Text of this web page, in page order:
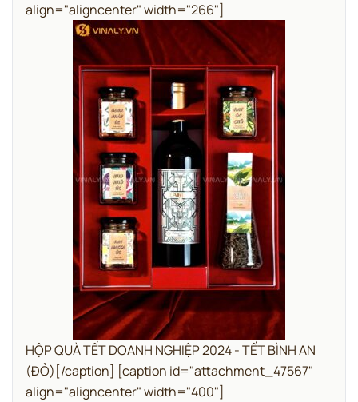
align="aligncenter" width="266"]
HỘP QUÀ TẾT DOANH NGHIỆP 2024 - TẾT BÌNH AN
(ĐỎ)[/caption] [caption id="attachment_47567"
align="aligncenter" width="400"]